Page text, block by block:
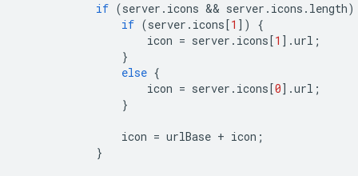
if (server . icons && server . icons . length)
if (server . icons[1 ])
{
icon = server . icons[1 ].url ;
}
else {
icon = server . icons[0].url ;
}
icon = urlBase + icon ;
}